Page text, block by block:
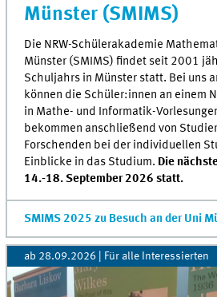
Münster (SMIMS)
Die NRW-Schülerakademie
Münster (SMIMS) findet seit 2001
Schuljahrs in Münster statt. Bei uns
können die Schüler:innen an einem
in Mathe- und Informatik-
bekommen anschließend von
Forschenden bei der individuellen
Einblicke in das Studium. Die
14.-18. September 2026 statt.
SMIMS 2025 zu Besuch an der Uni
ab 28.09.2026 | Für alle Interessierten